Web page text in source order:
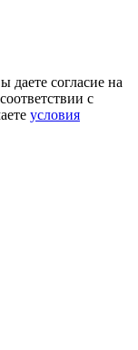
даете согласие на
с
условия